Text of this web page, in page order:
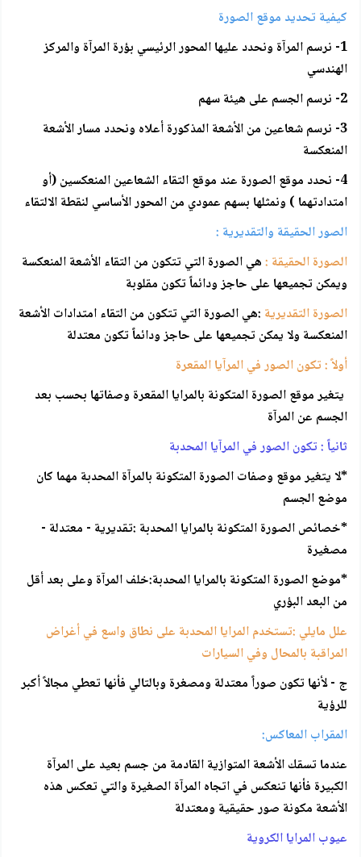
كيفية تحديد موقع الصورة
1- نرسم المرآة ونحدد عليها المحور الرئيسي بؤرة المرآة والمركز
الهندسي
2- نرسم الجسم على هيئة سهم
3- نرسم شعاعين من الأشعة المذكورة أعلاه ونحدد مسار الأشعة
المنعكسة
4- نحدد موقع الصورة عند موقع التقاء الشعاعين المنعكسين (أو
امتدادتهما ) ونمثلها بسهم عمودي من المحور الأساسي لنقطة الالتقاء
الصور الحقيقة والتقديرية :
الصورة الحقيقة :هي الصورة التي تتكون من التقاء الأشعة المنعكسة
ويمكن تجميعها على حاجز ودائماً تكون مقلوبة
الصورة التقديرية :هي الصورة التي تتكون من التقاء امتدادات الأشعة
المنعكسة ولا يمكن تجميعها على حاجز ودائماً تكون معتدلة
أولاً : تكون الصور في المرآيا المقعرة
يتغير موقع الصورة المتكونة بالمرايا المقعرة وصفاتها بحسب بعد
الجسم عن المرآة
ثانياً : تكون الصور في المرآيا المحدبة
*لا يتغير موقع وصفات الصورة المتكونة بالمرآة المحدبة مهما كان
موضع الجسم
*خصائص الصورة المتكونة بالمرايا المحدبة :تقديرية - معتدلة -
مصغيرة
*موضع الصورة المتكونة بالمرايا المحدبة:خلف المرآة وعلى بعد أقل
من البعد البؤري
علل مايلي :تستخدم المرايا المحدبة على نطاق واسع في أغراض
المراقبة بالمحال وفي السيارات
ج - لأنها تكون صوراً معتدلة ومصغرة وبالتالي فأنها تعطي مجالاً أكبر
للرؤية
المقراب المعاكس:
عندما تسقك الأشعة المتوازية القادمة من جسم بعيد على المرآة
الكبيرة فأنها تنعكس في اتجاه المرآة الصغيرة والتي تعكس هذه
الأشعة مكونة صور حقيقية ومعتدلة
عيوب المرايا الكروية